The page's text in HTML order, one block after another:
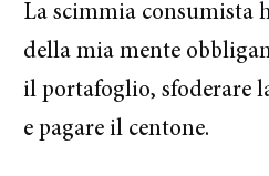
La scimmia consumista
della mia mente
il portafoglio, sfoderare
e pagare il centone.